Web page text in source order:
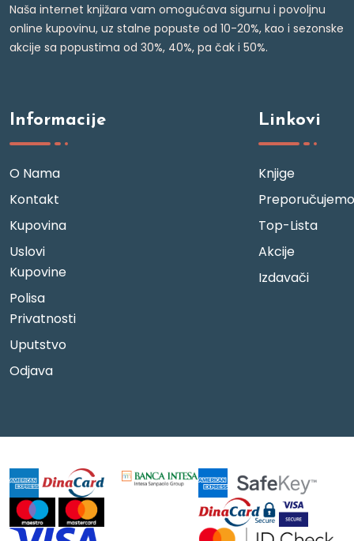
Naša internet knjižara vam omogućava sigurnu i povoljnu
online kupovinu, uz stalne popuste od 10-20%, kao i sezonske
akcije sa popustima od 30%, 40%, pa čak i 50%.
Informacije
O Nama
Kontakt
Kupovina
Uslovi
Kupovine
Polisa
Privatnosti
Uputstvo
Odjava
Linkovi
Knjige
Preporučujemo
Top-Lista
Akcije
Izdavači